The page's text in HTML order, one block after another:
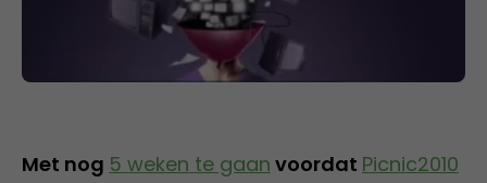
Met nog 5 weken te gaan voordat Picnic2010